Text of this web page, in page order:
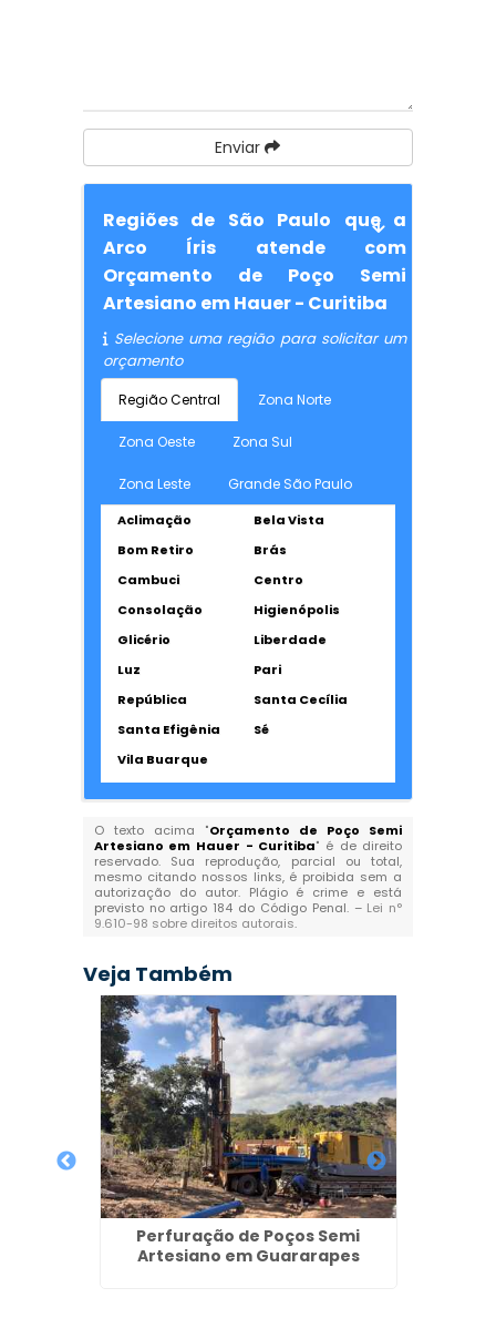
Enviar
Regiões de São Paulo que a
Arco Íris atende com
Orçamento de Poço Semi
Artesiano em Hauer - Curitiba
Selecione uma região para solicitar um
orçamento
Região Central Zona Norte
Zona Oeste Zona Sul
Zona Leste Grande São Paulo
Aclimação
Bela Vista
Bom Retiro
Brás
Cambuci
Centro
Consolação
Higienópolis
Glicério
Liberdade
Luz
Pari
República
Santa Cecília
Santa Efigênia
Sé
Vila Buarque
O texto acima "Orçamento de Poço Semi
Artesiano em Hauer - Curitiba" é de direito
reservado. Sua reprodução, parcial ou total,
mesmo citando nossos links, é proibida sem a
autorização do autor. Plágio é crime e está
previsto no artigo 184 do Código Penal. – Lei n°
9.610-98 sobre direitos autorais.
Veja Também
Perfuração de Poços Semi
Artesiano em Guararapes